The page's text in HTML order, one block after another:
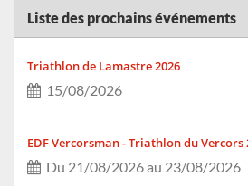
Liste des prochains événements
Triathlon de Lamastre 2026
15/08/2026
EDF Vercorsman - Triathlon du Vercors
Du 21/08/2026 au 23/08/2026